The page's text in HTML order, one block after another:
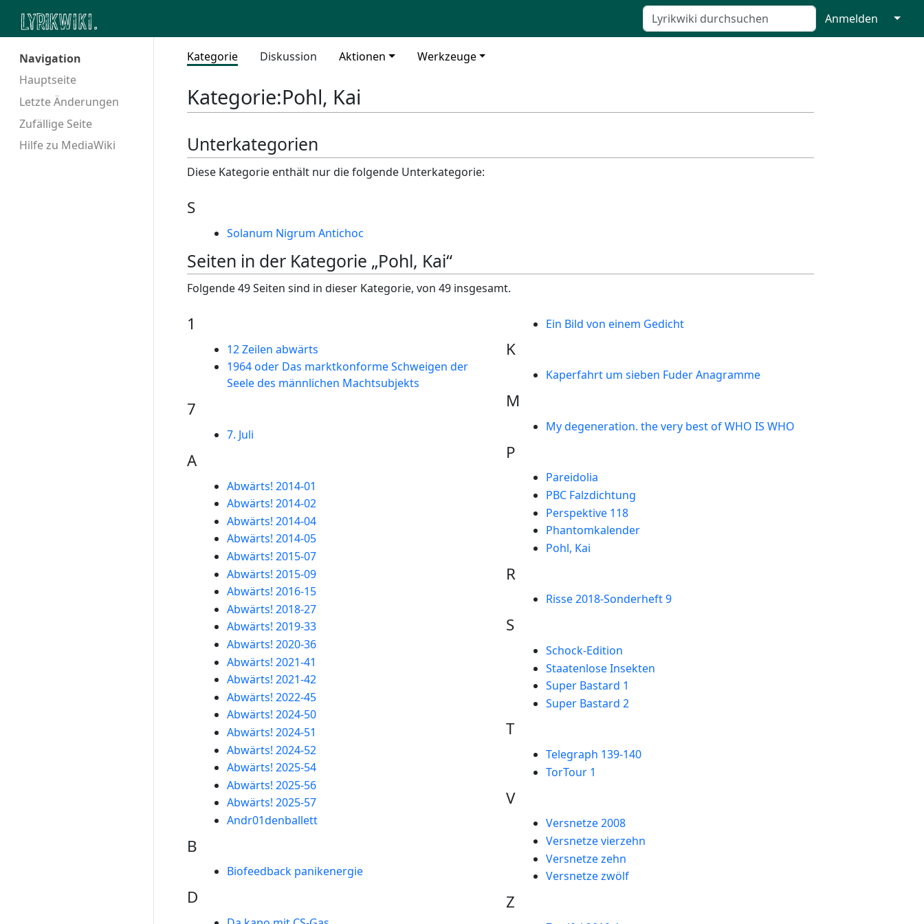
Anmelden ↓
Navigation
Hauptseite
Letzte Änderungen
Zufällige Seite
Hilfe zu MediaWiki
Kategorie Diskussion Aktionen Werkzeuge
Kategorie:Pohl, Kai
Unterkategorien
Diese Kategorie enthält nur die folgende Unterkategorie:
S
Solanum Nigrum Antichoc
Seiten in der Kategorie „Pohl, Kai“
Folgende 49 Seiten sind in dieser Kategorie, von 49 insgesamt.
1
12 Zeilen abwärts
1964 oder Das marktkonforme Schweigen der
Seele des männlichen Machtsubjekts
7
7. Juli
A
Abwärts! 2014-01
Abwärts! 2014-02
Abwärts! 2014-04
Abwärts! 2014-05
Abwärts! 2015-07
Abwärts! 2015-09
Abwärts! 2016-15
Abwärts! 2018-27
Abwärts! 2019-33
Abwärts! 2020-36
Abwärts! 2021-41
Abwärts! 2021-42
Abwärts! 2022-45
Abwärts! 2024-50
Abwärts! 2024-51
Abwärts! 2024-52
Abwärts! 2025-54
Abwärts! 2025-56
Abwärts! 2025-57
Andr01denballett
B
Biofeedback panikenergie
D
Ein Bild von einem Gedicht
K
Kaperfahrt um sieben Fuder Anagramme
M
My degeneration. the very best of WHO IS WHO
P
Pareidolia
PBC Falzdichtung
Perspektive 118
Phantomkalender
Pohl, Kai
R
Risse 2018-Sonderheft 9
S
Schock-Edition
Staatenlose Insekten
Super Bastard 1
Super Bastard 2
T
Telegraph 139-140
TorTour 1
V
Versnetze 2008
Versnetze vierzehn
Versnetze zehn
Versnetze zwölf
Z